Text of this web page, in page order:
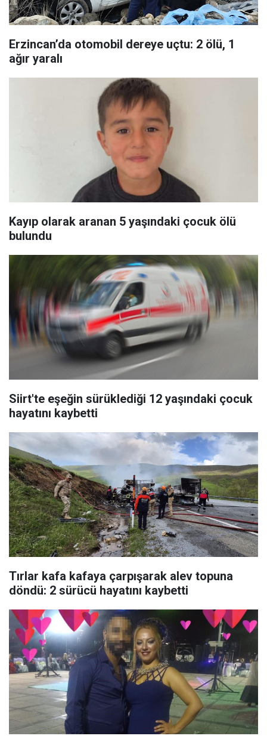
Erzincan’da otomobil dereye uçtu: 2 ölü, 1
ağır yaralı
Kayıp olarak aranan 5 yaşındaki çocuk ölü
bulundu
Siirt'te eşeğin sürüklediği 12 yaşındaki çocuk
hayatını kaybetti
Tırlar kafa kafaya çarpışarak alev topuna
döndü: 2 sürücü hayatını kaybetti